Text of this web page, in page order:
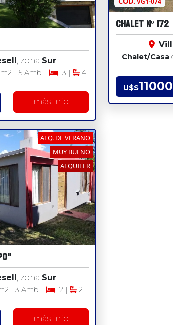
, zona Sur
m2 | 5 Amb. | 3 | 4
más info
Chalet Nº 172
Chalet/Casa
U$S
ALQ. DE VERANO
MUY BUENO
ALQUILER
, zona Sur
| 3 Amb. | 2 | 2
más info